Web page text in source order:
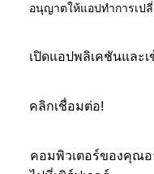
อนุญาตให้แอปทำการเป
เปิดแอปพลิเคชันและ
คลิกเชื่อมต่อ!
คอมพิวเตอร์ของคุณ